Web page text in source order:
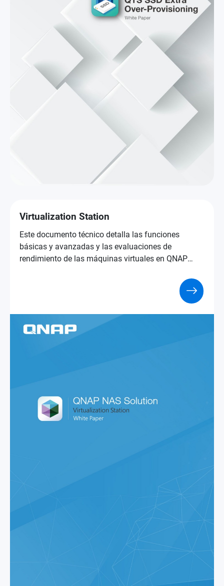
Virtualization Station
Este documento técnico detalla las funciones
básicas y avanzadas y las evaluaciones de
rendimiento de las máquinas virtuales en QNAP